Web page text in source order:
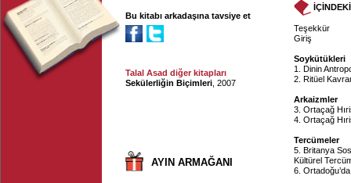
Bu kitabı arkadaşına tavsiye et
Talal Asad diğer kitapları
Sekülerliğin Biçimleri , 2007
AYIN ARMAĞANI
Teşekkür
Giriş
Soykütükleri
1. Dinin
2. Ritüel
Arkaizmler
3. Ortaçağ
4. Ortaçağ
Tercümeler
5. Britanya
Kültürel
6.